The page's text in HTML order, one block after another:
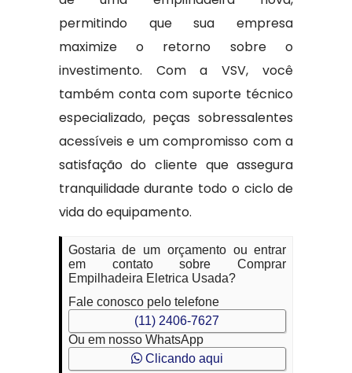
permitindo que sua empresa
maximize o retorno sobre o
investimento. Com a VSV, você
também conta com suporte técnico
especializado, peças sobressalentes
acessíveis e um compromisso com a
satisfação do cliente que assegura
tranquilidade durante todo o ciclo de
vida do equipamento.
Gostaria de um orçamento ou entrar
em contato sobre Comprar
Empilhadeira Eletrica Usada?
Fale conosco pelo telefone
(11) 2406-7627
Ou em nosso WhatsApp
Clicando aqui